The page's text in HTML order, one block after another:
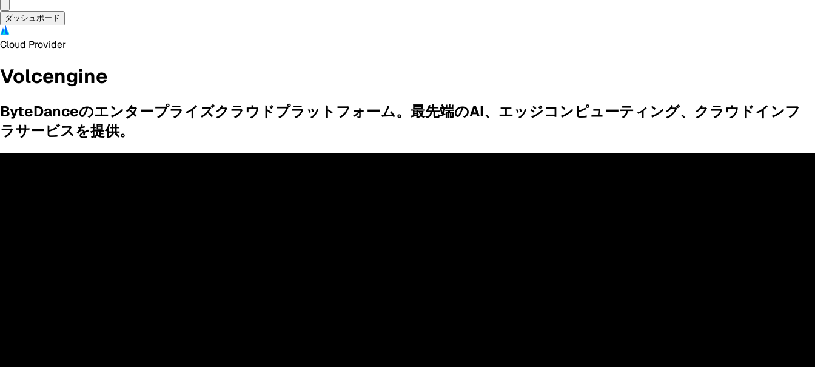
ダッシュボード
Cloud Provider
Volcengine
ByteDanceのエンタープライズクラウドプラットフォーム。最先端のAI、エッジコンピューティング、クラウドインフ
ラサービスを提供。